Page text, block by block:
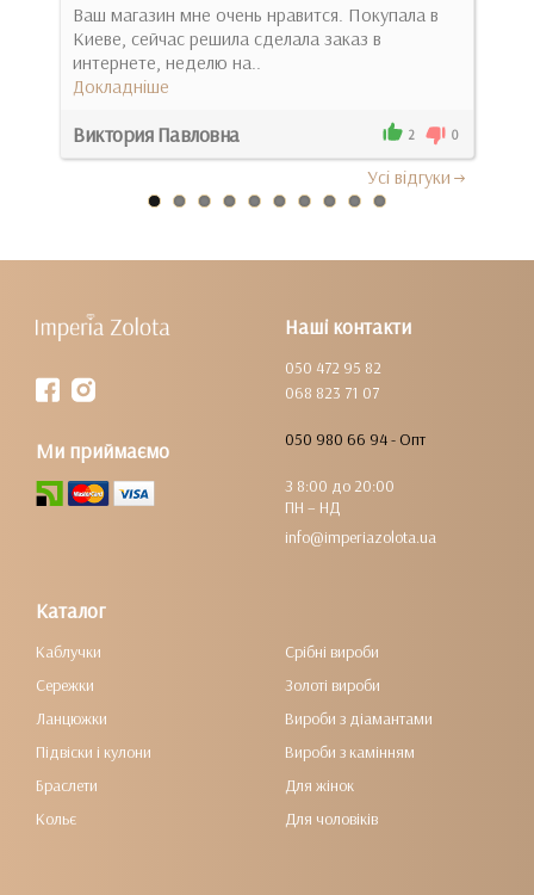
Ваш магазин мне очень нравится. Покупала в
Киеве, сейчас решила сделала заказ в
интернете, неделю на..
Докладніше
Виктория Павловна 2 0
Усi вiдгуки
Наші контакти
050 472 95 82
068 823 71 07
050 980 66 94 - Опт
З 8:00 до 20:00
ПН – НД
info@imperiazolota.ua
Ми приймаємо
Каталог
Каблучки
Сережки
Ланцюжки
Підвіски і кулони
Браслети
Кольє
Срібні вироби
Золоті вироби
Вироби з діамантами
Вироби з камінням
Для жінок
Для чоловіків